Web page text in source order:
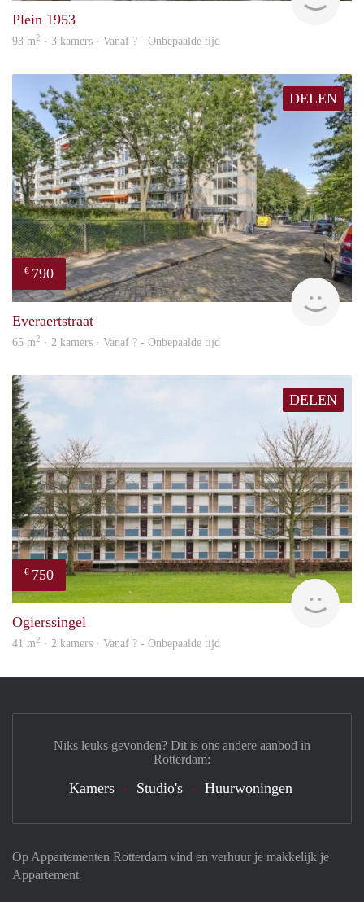
Plein 1953
93 m2 · 3 kamers · Vanaf ? - Onbepaalde tijd
DELEN
€ 790
Everaertstraat
65 m2 · 2 kamers · Vanaf ? - Onbepaalde tijd
DELEN
€ 750
Ogierssingel
41 m2 · 2 kamers · Vanaf ? - Onbepaalde tijd
Op Appartementen Rotterdam vind en verhuur je makkelijk je
Appartement
Niks leuks gevonden? Dit is ons andere aanbod in
Rotterdam:
Kamers Studio's Huurwoningen